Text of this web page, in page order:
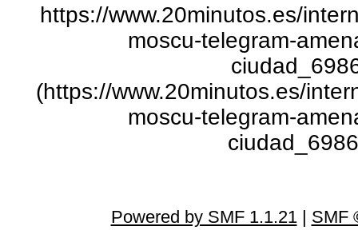
https://www.20minutos.es/
moscu-telegram-
(https://www.20minutos.es/
moscu-telegram-
Powered by SMF 1.1.21| SMF